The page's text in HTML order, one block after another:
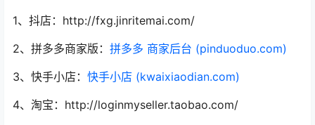
1、抖店：http://fxg.jinritemai.com/
2、拼多多商家版： 拼多多 商家后台 (pinduoduo.com)
3、快手小店： 快手小店 (kwaixiaodian.com)
4、淘宝：http://loginmyseller.taobao.com/